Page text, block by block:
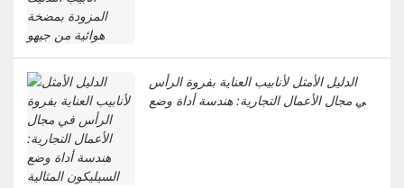
الدليل الأمثل لأنابيب العناية بفروة الرأس
في مجال الأعمال التجارية: هندسة أداة وضع